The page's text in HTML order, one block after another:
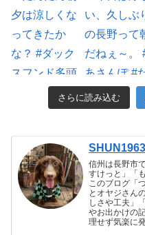
さらに読み込む
SHUN1963
信州は長野市
すけっと」「
このブログ「
とオヤジさん
しさや工夫」
やお出かけの
理せず気楽に